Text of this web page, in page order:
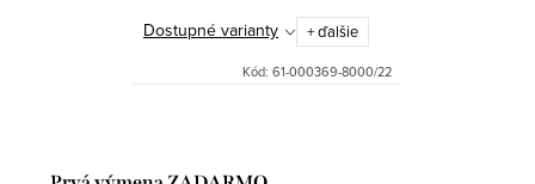
Dostupné varianty + ďalšie
Kód: 61-000369-8000/22